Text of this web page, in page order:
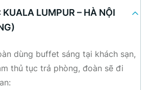
KUALA LUMPUR – HÀ NỘI
dùng buffet sáng tại khách sạn,
thủ tục trả phòng, đoàn sẽ đi